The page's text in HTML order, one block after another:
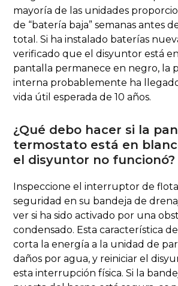
mayoría de las unidades
de “batería baja” semanas antes
total. Si ha instalado baterías
verificado que el disyuntor está
pantalla permanece en negro, la
interna probablemente ha
vida útil esperada de 10 años.
¿Qué debo hacer si la
termostato está en
el disyuntor no funcionó?
Inspeccione el interruptor de
seguridad en su bandeja de
ver si ha sido activado por una
condensado. Esta característica
corta la energía a la unidad de
daños por agua, y reiniciar el
esta interrupción física. Si la